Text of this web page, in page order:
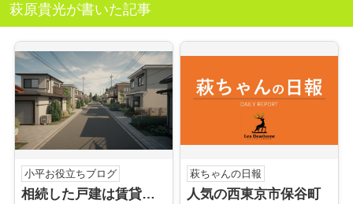
萩原貴光が書いた記事
小平お役立ちブログ
相続した戸建は賃貸が得か損か？小平市の賃貸市場を解説
萩ちゃんの日報
人気の西東京市保谷町